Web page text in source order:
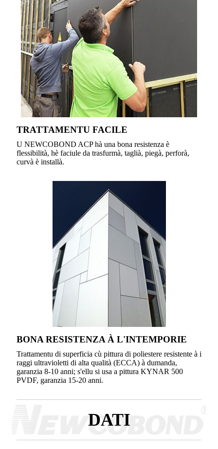
TRATTAMENTU FACILE
U NEWCOBOND ACP hà una bona resistenza è
flessibilità, hè faciule da trasfurmà, taglià, piegà, perforà,
curvà è installà.
BONA RESISTENZA À L'INTEMPORIE
Trattamentu di superficia cù pittura di poliestere resistente à i
raggi ultravioletti di alta qualità (ECCA) à dumanda,
garanzia 8-10 anni; s'ellu si usa a pittura KYNAR 500
PVDF, garanzia 15-20 anni.
DATI